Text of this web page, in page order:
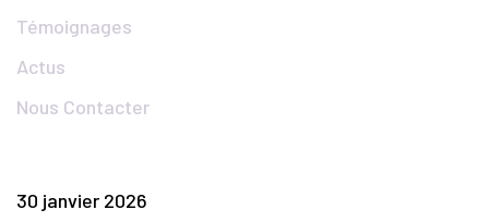
Témoignages
Actus
Nous Contacter
30 janvier 2026